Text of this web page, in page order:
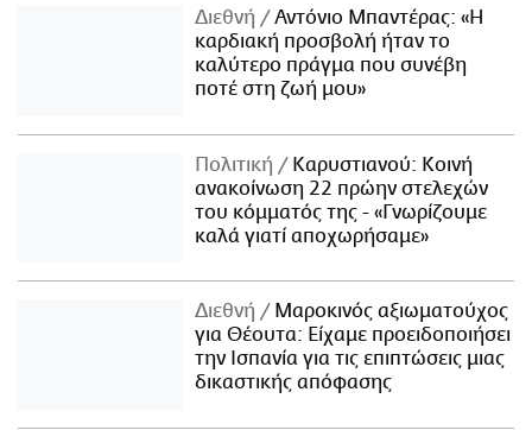
Διεθνή
Αντόνιο Μπαντέρας: «Η
καρδιακή προσβολή ήταν το
καλύτερο πράγμα που συνέβη
ποτέ στη ζωή μου»
Πολιτική
Καρυστιανού: Κοινή
ανακοίνωση 22 πρώην στελεχών
του κόμματός της - «Γνωρίζουμε
καλά γιατί αποχωρήσαμε»
Διεθνή
Μαροκινός αξιωματούχος
για Θέουτα: Είχαμε προειδοποιήσει
την Ισπανία για τις επιπτώσεις μιας
δικαστικής απόφασης